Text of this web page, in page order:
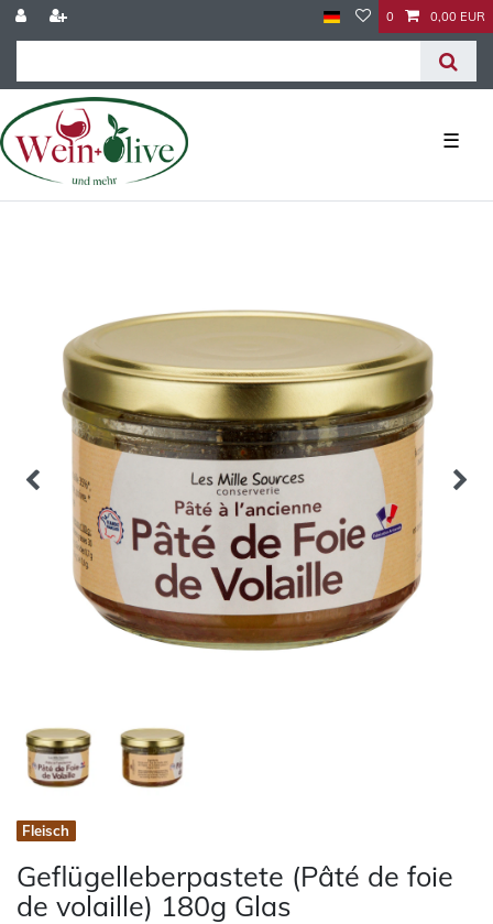
0 0,00 EUR
☰
Fleisch
Geflügelleberpastete (Pâté de foie
de volaille) 180g Glas